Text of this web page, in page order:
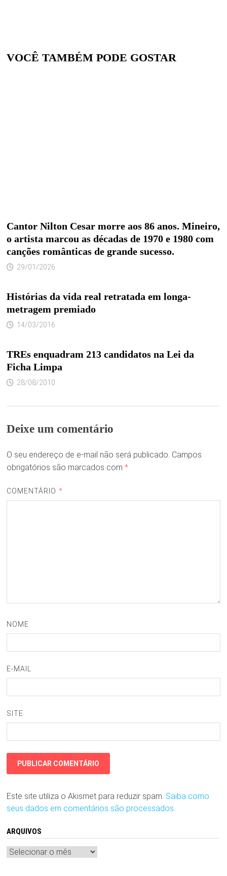
VOCÊ TAMBÉM PODE GOSTAR
Cantor Nilton Cesar morre aos 86 anos. Mineiro,
o artista marcou as décadas de 1970 e 1980 com
canções românticas de grande sucesso.
29/01/2026
Histórias da vida real retratada em longa-
metragem premiado
14/03/2016
TREs enquadram 213 candidatos na Lei da
Ficha Limpa
28/08/2010
Deixe um comentário
O seu endereço de e-mail não será publicado. Campos
obrigatórios são marcados com *
COMENTÁRIO *
NOME
E-MAIL
SITE
Este site utiliza o Akismet para reduzir spam. Saiba como
seus dados em comentários são processados
ARQUIVOS
Arquivos